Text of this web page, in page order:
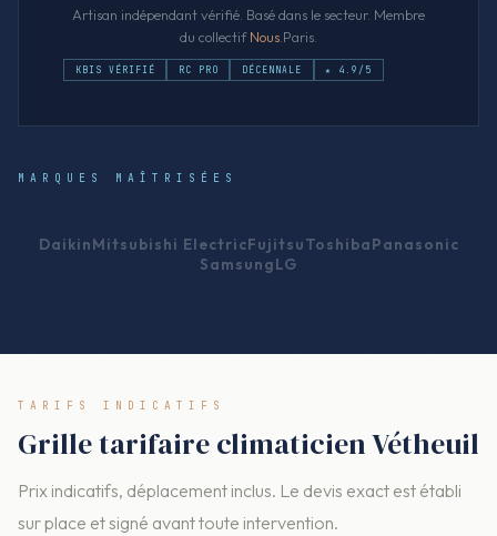
Artisan indépendant vérifié. Basé dans le secteur. Membre
du collectifNous .Paris.
KBIS VÉRIFIÉ RC PRO DÉCENNALE ★ 4.9/5
MARQUES MAÎTRISÉES
DaikinMitsubishi ElectricFujitsuToshibaPanasonic
SamsungLG
TARIFS INDICATIFS
Grille tarifaire climaticien Vétheuil
Prix indicatifs, déplacement inclus. Le devis exact est établi
sur place et signé avant toute intervention.